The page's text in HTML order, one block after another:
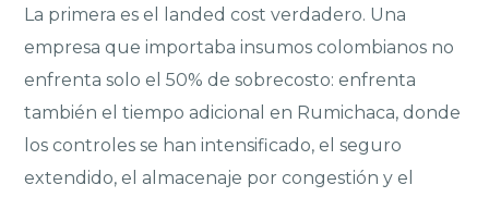
La primera es el landed cost verdadero. Una
empresa que importaba insumos colombianos no
enfrenta solo el 50% de sobrecosto: enfrenta
también el tiempo adicional en Rumichaca, donde
los controles se han intensificado, el seguro
extendido, el almacenaje por congestión y el